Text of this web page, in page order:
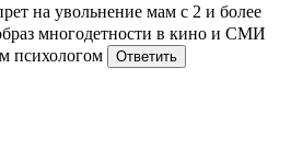
на увольнение мам с 2 и более
многодетности в кино и СМИ
психологом